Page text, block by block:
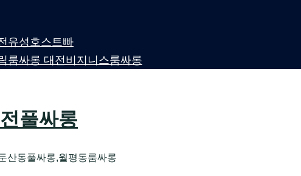
유성호스트빠
룸싸롱 대전비지니스룸싸롱
풀싸롱
산동풀싸롱,월평동룸싸롱